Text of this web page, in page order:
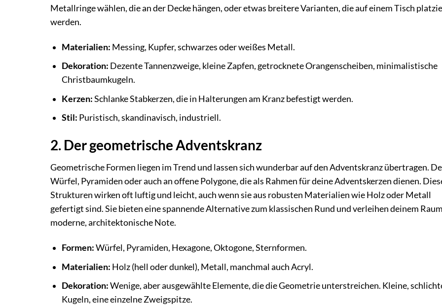
Metallringe wählen, die an der Decke hängen, oder etwas breitere Varianten, die auf einem Tisch
werden.
Materialien: Messing, Kupfer, schwarzes oder weißes Metall.
Dekoration: Dezente Tannenzweige, kleine Zapfen, getrocknete Orangenscheiben, minimalistische
Christbaumkugeln.
Kerzen:Schlanke Stabkerzen, die in Halterungen am Kranz befestigt werden.
Stil: Puristisch, skandinavisch, industriell.
2. Der geometrische Adventskranz
Geometrische Formen liegen im Trend und lassen sich wunderbar auf den Adventskranz übertragen.
Würfel, Pyramiden oder auch an offene Polygone, die als Rahmen für deine Adventskerzen dienen.
Strukturen wirken oft luftig und leicht, auch wenn sie aus robusten Materialien wie Holz oder Metall
gefertigt sind. Sie bieten eine spannende Alternative zum klassischen Rund und verleihen deinem
moderne, architektonische Note.
Formen:Würfel, Pyramiden, Hexagone, Oktogone, Sternformen.
Materialien: Holz (hell oder dunkel), Metall, manchmal auch Acryl.
Dekoration:Wenige, aber ausgewählte Elemente, die die Geometrie unterstreichen. Kleine,
Kugeln, eine einzelne Zweigspitze.